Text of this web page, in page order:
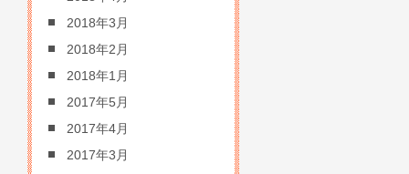
2018年3月
2018年2月
2018年1月
2017年5月
2017年4月
2017年3月